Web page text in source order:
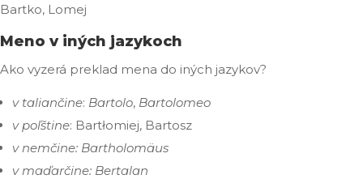
Bartko, Lomej
Meno v iných jazykoch
Ako vyzerá preklad mena do iných jazykov?
v taliančine: Bartolo, Bartolomeo
v poľštine: Bartłomiej, Bartosz
v nemčine: Bartholomäus
v maďarčine: Bertalan